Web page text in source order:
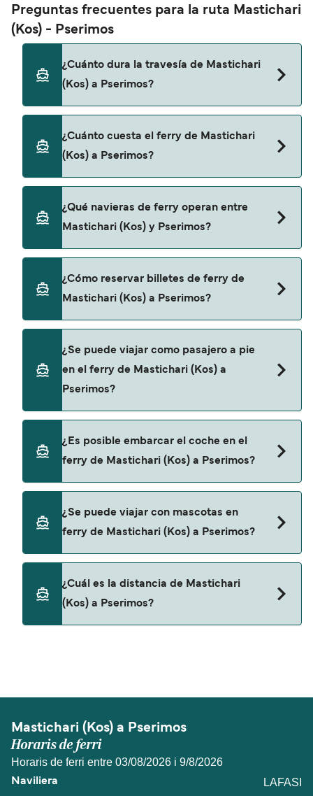
Preguntas frecuentes para la ruta Mastichari
(Kos) - Pserimos
¿Cuánto dura la travesía de Mastichari
(Kos) a Pserimos?
(Kos) a Pserimos es de aproximadamente 20
minutos. La duración de la travesía puede variar
de una temporada a otra, por lo que te
información más actualizada.
¿Cuánto cuesta el ferry de Mastichari
(Kos) a Pserimos?
puede variar según la temporada. El precio
promedio de un ferry de Mastichari (Kos) a
Pserimos es de 8€. El precio no incluye los gastos
¿Qué navieras de ferry operan entre
Mastichari (Kos) y Pserimos?
Mastichari (Kos) a Pserimos.
¿Cómo reservar billetes de ferry de
Mastichari (Kos) a Pserimos?
Pserimos a través de nuestro buscador de ferry
online. Además, también puedes consultar
nuestra página de ofertas para descrubrir las
últimas promociones y descuentos de las
¿Se puede viajar como pasajero a pie
en el ferry de Mastichari (Kos) a
Pserimos?
Mastichari (Kos) a Pserimos con:
¿Es posible embarcar el coche en el
ferry de Mastichari (Kos) a Pserimos?
Pserimos.
¿Se puede viajar con mascotas en
ferry de Mastichari (Kos) a Pserimos?
¿Cuál es la distancia de Mastichari
(Kos) a Pserimos?
Mastichari (Kos) a Pserimos
Horaris de ferri
Horaris de ferri entre 03/08/2026 i 9/8/2026
LAFASI